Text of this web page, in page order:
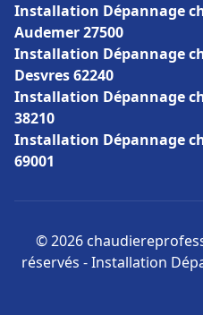
Installation Dépannage
Audemer 27500
Installation Dépannage
Desvres 62240
Installation Dépannage
38210
Installation Dépannage
69001
© 2026
réservés - Installation